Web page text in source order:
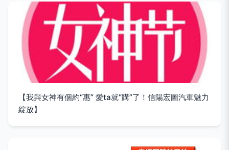
【我與女神有個約“惠” 愛ta就“購”了！信陽宏圖汽車魅力
綻放】